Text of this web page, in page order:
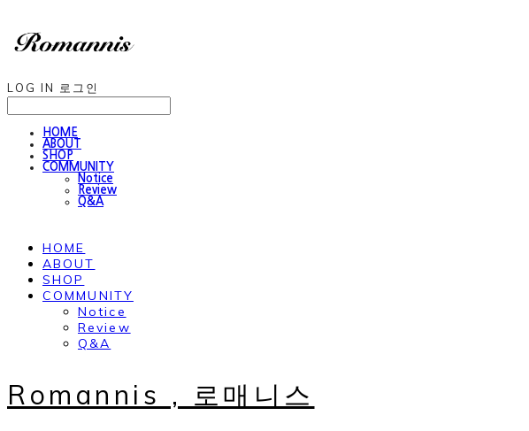
LOG IN 로그인
HOME
ABOUT
SHOP
COMMUNITY
Notice
Review
Q&A
HOME
ABOUT
SHOP
COMMUNITY
Notice
Review
Q&A
Romannis , 로매니스